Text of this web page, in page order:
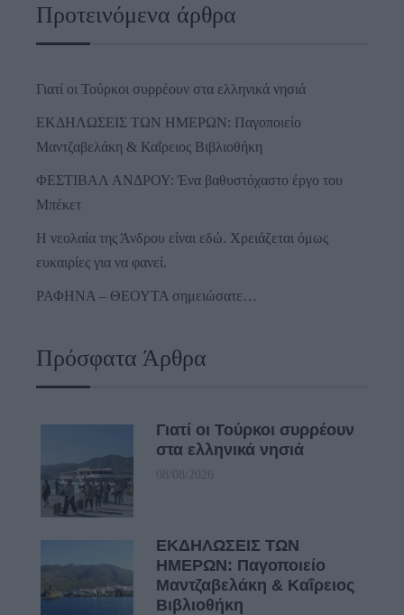
Προτεινόμενα άρθρα
Γιατί οι Τούρκοι συρρέουν στα ελληνικά νησιά
ΕΚΔΗΛΩΣΕΙΣ ΤΩΝ ΗΜΕΡΩΝ: Παγοποιείο
Μαντζαβελάκη & Καΐρειος Βιβλιοθήκη
ΦΕΣΤΙΒΑΛ ΑΝΔΡΟΥ: Ένα βαθυστόχαστο έργο του
Μπέκετ
Η νεολαία της Άνδρου είναι εδώ. Χρειάζεται όμως
ευκαιρίες για να φανεί.
ΡΑΦΗΝΑ – ΘΕΟΥΤΑ σημειώσατε…
Πρόσφατα Άρθρα
Γιατί οι Τούρκοι συρρέουν
στα ελληνικά νησιά
08/08/2026
ΕΚΔΗΛΩΣΕΙΣ ΤΩΝ
ΗΜΕΡΩΝ: Παγοποιείο
Μαντζαβελάκη & Καΐρειος
Βιβλιοθήκη